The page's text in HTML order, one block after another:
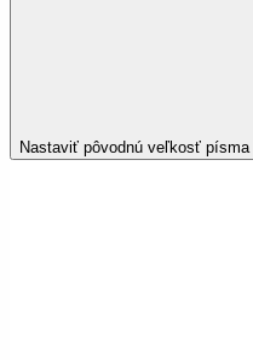
Nastaviť pôvodnú veľkosť písma